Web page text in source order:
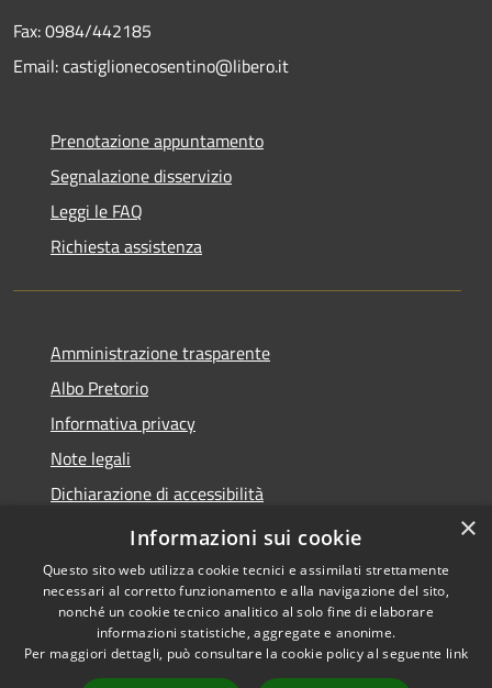
Fax: 0984/442185
Email: castiglionecosentino@libero.it
Prenotazione appuntamento
Segnalazione disservizio
Leggi le FAQ
Richiesta assistenza
Amministrazione trasparente
Albo Pretorio
Informativa privacy
Note legali
Dichiarazione di accessibilità
Feedback e Recapiti
Accessibilità
Copyright © 2026 • Comune di
Castiglione Cosentino •
×
Informazioni sui cookie
Questo sito web utilizza cookie tecnici e assimilati strettamente
necessari al corretto funzionamento e alla navigazione del sito,
nonché un cookie tecnico analitico al solo fine di elaborare
informazioni statistiche, aggregate e anonime.
Per maggiori dettagli, può consultare la cookie policy al seguente link